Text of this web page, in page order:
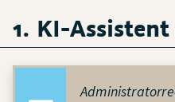
1. KI-